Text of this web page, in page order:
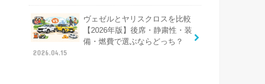
ヴェゼルとヤリスクロスを比較
【2026年版】後席・静粛性・装
備・燃費で選ぶならどっち？
2026.04.15